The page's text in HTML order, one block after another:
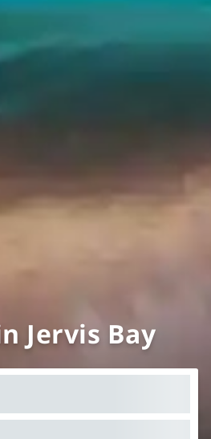
Jervis Bay